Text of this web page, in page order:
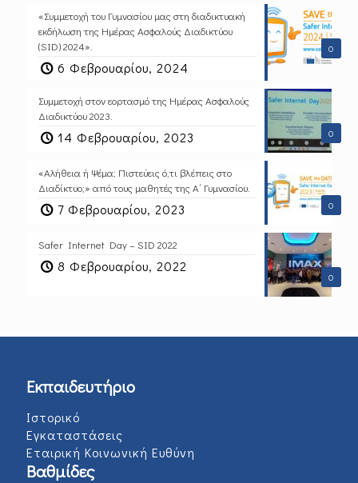
0
«Συμμετοχή του Γυμνασίου μας στη διαδικτυακή
εκδήλωση της Ημέρας Ασφαλούς Διαδικτύου
(SID) 2024».
6 Φεβρουαρίου, 2024
0
Συμμετοχή στον εορτασμό της Ημέρας Ασφαλούς
Διαδικτύου 2023.
14 Φεβρουαρίου, 2023
0
«Αλήθεια ή Ψέμα; Πιστεύεις ό,τι βλέπεις στο
Διαδίκτυο;» από τους μαθητές της Α΄ Γυμνασίου.
7 Φεβρουαρίου, 2023
0
Safer Internet Day – SID 2022
8 Φεβρουαρίου, 2022
Εκπαιδευτήριο
Ιστορικό
Εγκαταστάσεις
Εταιρική Κοινωνική Ευθύνη
Βαθμίδες